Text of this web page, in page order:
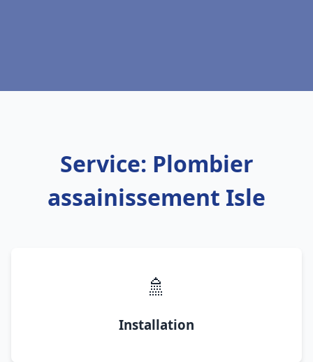
Service: Plombier
assainissement Isle
🚿
Installation